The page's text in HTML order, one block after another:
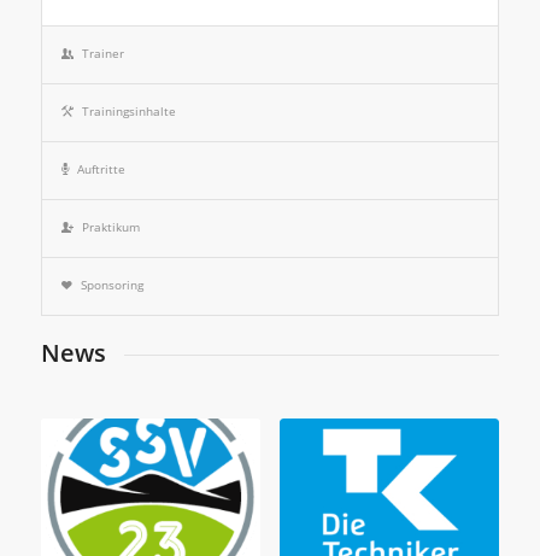
Trainer
Trainingsinhalte
Auftritte
Praktikum
Sponsoring
News